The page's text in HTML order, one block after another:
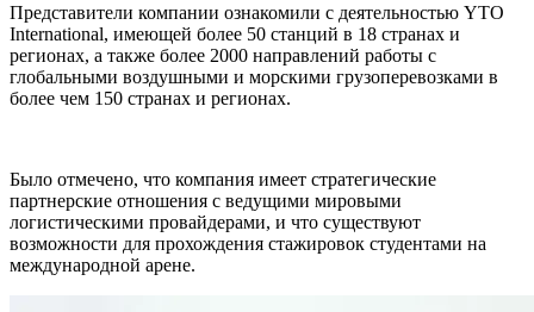
Представители компании ознакомили с деятельностью YTO
International, имеющей более 50 станций в 18 странах и
регионах, а также более 2000 направлений работы с
глобальными воздушными и морскими грузоперевозками в
более чем 150 странах и регионах.
Было отмечено, что компания имеет стратегические
партнерские отношения с ведущими мировыми
логистическими провайдерами, и что существуют
возможности для прохождения стажировок студентами на
международной арене.